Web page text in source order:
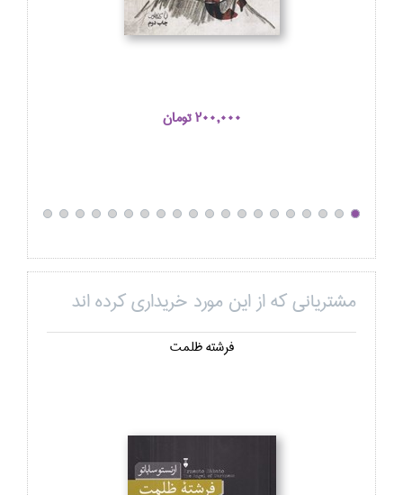
200,000 تومان
مشتریانی که از این مورد خریداری کرده اند
فرشته ظلمت